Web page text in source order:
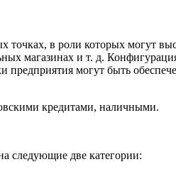
в роли которых могут
магазинах и т. д.
предприятия могут быть
кредитами, наличными.
следующие две категории: